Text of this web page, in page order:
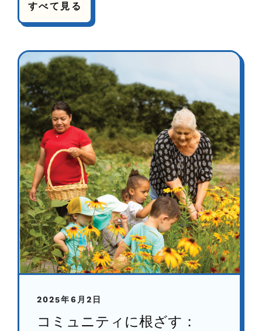
すべて見る
2025年6月2日
コミュニティに根ざす：